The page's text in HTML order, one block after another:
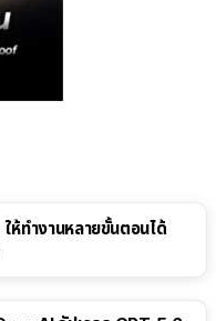
ทำงานหลายขั้นตอนได้